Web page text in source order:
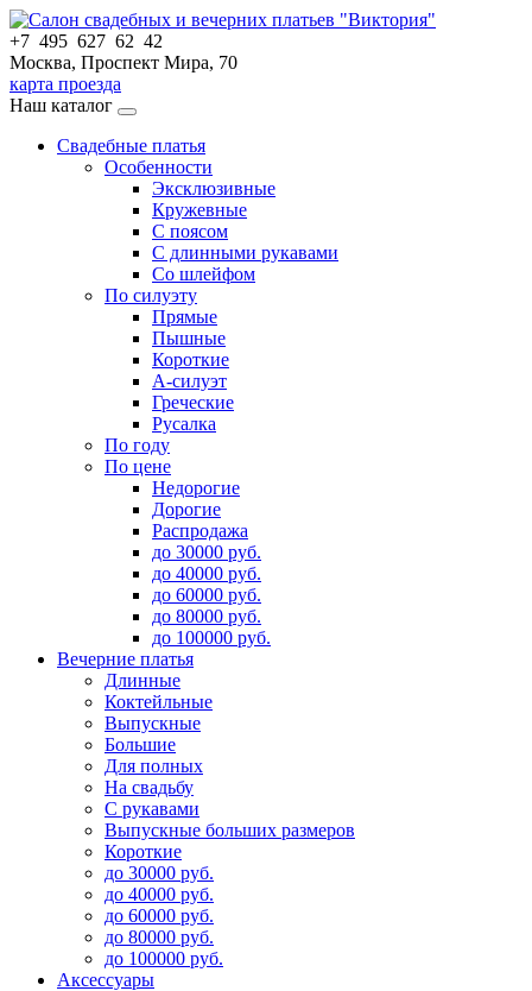
+7 495 627 62 42
Москва, Проспект Мира, 70
карта проезда
Наш каталог
Свадебные платья
Особенности
Эксклюзивные
Кружевные
С поясом
С длинными рукавами
Со шлейфом
По силуэту
Прямые
Пышные
Короткие
А-силуэт
Греческие
Русалка
По году
По цене
Недорогие
Дорогие
Распродажа
до 30000 руб.
до 40000 руб.
до 60000 руб.
до 80000 руб.
до 100000 руб.
Вечерние платья
Длинные
Коктейльные
Выпускные
Большие
Для полных
На свадьбу
С рукавами
Выпускные больших размеров
Короткие
до 30000 руб.
до 40000 руб.
до 60000 руб.
до 80000 руб.
до 100000 руб.
Аксессуары